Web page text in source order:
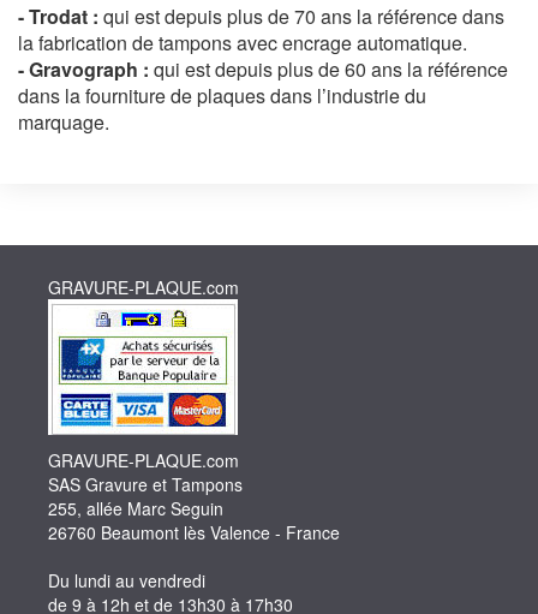
- Trodat : qui est depuis plus de 70 ans la référence dans
la fabrication de tampons avec encrage automatique.
- Gravograph : qui est depuis plus de 60 ans la référence
dans la fourniture de plaques dans l’industrie du
marquage.
GRAVURE-PLAQUE.com
GRAVURE-PLAQUE.com
SAS Gravure et Tampons
255, allée Marc Seguin
26760 Beaumont lès Valence - France
Du lundi au vendredi
de 9 à 12h et de 13h30 à 17h30